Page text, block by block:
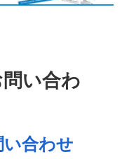
い合わ
合わせ